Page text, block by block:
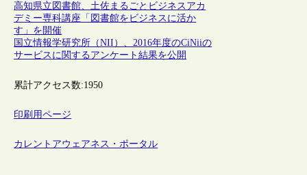
高知県立図書館、土佐まるごとビジネスアカ
デミー専科講座「図書館をビジネスに活か
す」を開催
国立情報学研究所（NII）、2016年度のCiNiiの
サービスに関するアンケート結果を公開
累計アクセス数:1950
印刷用ページ
カレントアウェアネス・ポータル